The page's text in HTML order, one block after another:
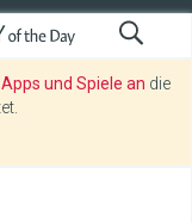
und Spiele an die